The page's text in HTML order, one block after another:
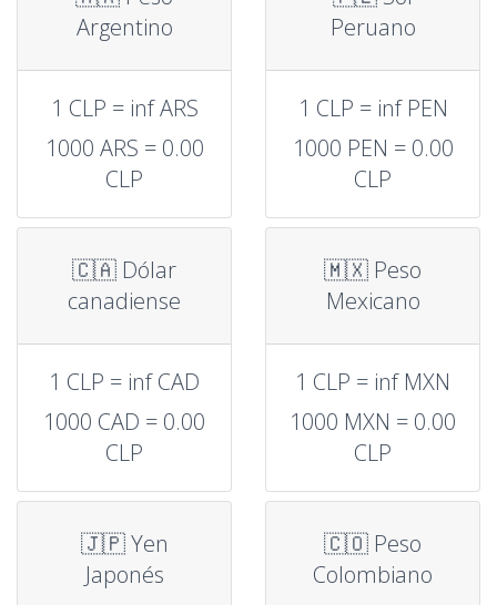
Argentino
1 CLP = inf ARS
1000 ARS = 0.00
CLP
Peruano
1 CLP = inf PEN
1000 PEN = 0.00
CLP
🇨🇦 Dólar
canadiense
1 CLP = inf CAD
1000 CAD = 0.00
CLP
🇲🇽 Peso
Mexicano
1 CLP = inf MXN
1000 MXN = 0.00
CLP
🇯🇵 Yen
Japonés
🇨🇴 Peso
Colombiano